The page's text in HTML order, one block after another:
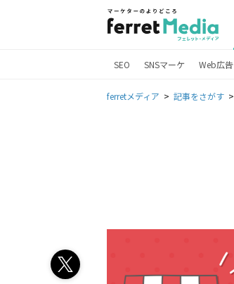
SEO SNSマーケ Web広告
ferretメディア 記事をさがす